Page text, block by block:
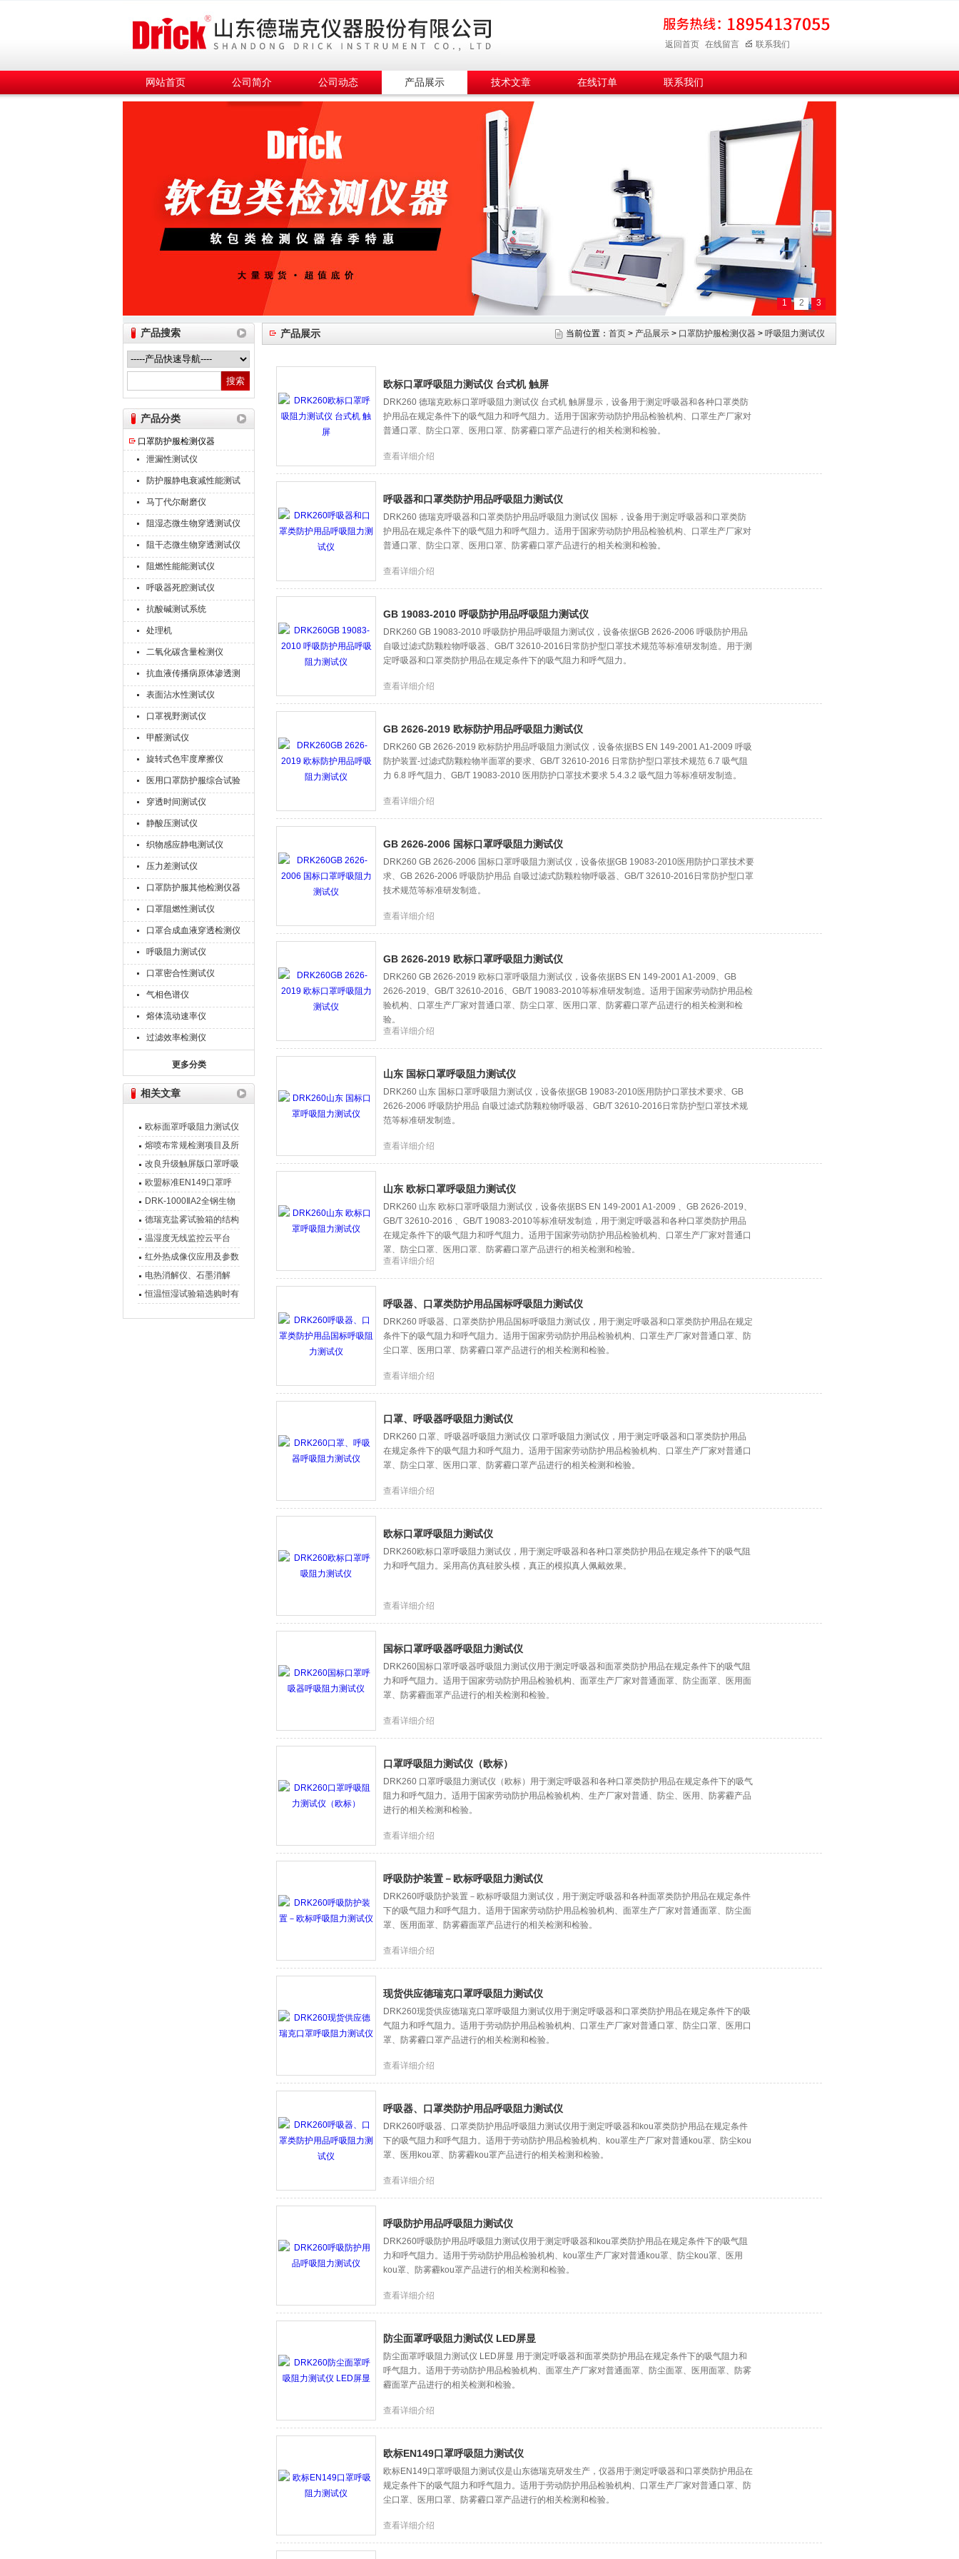
山东德瑞克仪器股份有限公司
返回首页 在线留言 联系我们
网站首页 公司简介 公司动态 产品展示 技术文章 在线订单 联系我们
1 2 3
产品搜索
产品分类
口罩防护服检测仪器
泄漏性测试仪
防护服静电衰减性能测试
仪
马丁代尔耐磨仪
阻湿态微生物穿透测试仪
阻干态微生物穿透测试仪
阻燃性能能测试仪
呼吸器死腔测试仪
抗酸碱测试系统
处理机
二氧化碳含量检测仪
抗血液传播病原体渗透测
试仪
表面沾水性测试仪
口罩视野测试仪
甲醛测试仪
旋转式色牢度摩擦仪
医用口罩防护服综合试验
机
穿透时间测试仪
静酸压测试仪
织物感应静电测试仪
压力差测试仪
口罩防护服其他检测仪器
口罩阻燃性测试仪
口罩合成血液穿透检测仪
呼吸阻力测试仪
口罩密合性测试仪
气相色谱仪
熔体流动速率仪
过滤效率检测仪
更多分类
相关文章
欧标面罩呼吸阻力测试仪
特点介绍
熔喷布常规检测项目及所
需检测仪器
改良升级触屏版口罩呼吸
阻力测试仪
欧盟标准EN149口罩呼
吸阻力测试仪技术要求
DRK-1000ⅡA2全钢生物
安全柜 新品
德瑞克盐雾试验箱的结构
特点和简单操作流程
温湿度无线监控云平台
红外热成像仪应用及参数
电热消解仪、石墨消解
仪、微波消解仪的区别
恒温恒湿试验箱选购时有
产品展示 当前位置： 首页 > 产品展示 > 口罩防护服检测仪器 > 呼吸阻力测试仪
欧标口罩呼吸阻力测试仪 台式机 触屏
DRK260 德瑞克欧标口罩呼吸阻力测试仪 台式机 触屏显示，设备用于测定呼吸器和各种口罩类防
护用品在规定条件下的吸气阻力和呼气阻力。适用于国家劳动防护用品检验机构、口罩生产厂家对
普通口罩、防尘口罩、医用口罩、防雾霾口罩产品进行的相关检测和检验。
查看详细介绍
呼吸器和口罩类防护用品呼吸阻力测试仪
DRK260 德瑞克呼吸器和口罩类防护用品呼吸阻力测试仪 国标，设备用于测定呼吸器和口罩类防
护用品在规定条件下的吸气阻力和呼气阻力。适用于国家劳动防护用品检验机构、口罩生产厂家对
普通口罩、防尘口罩、医用口罩、防雾霾口罩产品进行的相关检测和检验。
查看详细介绍
GB 19083-2010 呼吸防护用品呼吸阻力测试仪
DRK260 GB 19083-2010 呼吸防护用品呼吸阻力测试仪，设备依据GB 2626-2006 呼吸防护用品
自吸过滤式防颗粒物呼吸器、GB/T 32610-2016日常防护型口罩技术规范等标准研发制造。用于测
定呼吸器和口罩类防护用品在规定条件下的吸气阻力和呼气阻力。
查看详细介绍
GB 2626-2019 欧标防护用品呼吸阻力测试仪
DRK260 GB 2626-2019 欧标防护用品呼吸阻力测试仪，设备依据BS EN 149-2001 A1-2009 呼吸
防护装置-过滤式防颗粒物半面罩的要求、GB/T 32610-2016 日常防护型口罩技术规范 6.7 吸气阻
力 6.8 呼气阻力、GB/T 19083-2010 医用防护口罩技术要求 5.4.3.2 吸气阻力等标准研发制造。
查看详细介绍
GB 2626-2006 国标口罩呼吸阻力测试仪
DRK260 GB 2626-2006 国标口罩呼吸阻力测试仪，设备依据GB 19083-2010医用防护口罩技术要
求、GB 2626-2006 呼吸防护用品 自吸过滤式防颗粒物呼吸器、GB/T 32610-2016日常防护型口罩
技术规范等标准研发制造。
查看详细介绍
GB 2626-2019 欧标口罩呼吸阻力测试仪
DRK260 GB 2626-2019 欧标口罩呼吸阻力测试仪，设备依据BS EN 149-2001 A1-2009、GB
2626-2019、GB/T 32610-2016、GB/T 19083-2010等标准研发制造。适用于国家劳动防护用品检
验机构、口罩生产厂家对普通口罩、防尘口罩、医用口罩、防雾霾口罩产品进行的相关检测和检
验。
查看详细介绍
山东 国标口罩呼吸阻力测试仪
DRK260 山东 国标口罩呼吸阻力测试仪，设备依据GB 19083-2010医用防护口罩技术要求、GB
2626-2006 呼吸防护用品 自吸过滤式防颗粒物呼吸器、GB/T 32610-2016日常防护型口罩技术规
范等标准研发制造。
查看详细介绍
山东 欧标口罩呼吸阻力测试仪
DRK260 山东 欧标口罩呼吸阻力测试仪，设备依据BS EN 149-2001 A1-2009 、GB 2626-2019、
GB/T 32610-2016 、GB/T 19083-2010等标准研发制造，用于测定呼吸器和各种口罩类防护用品
在规定条件下的吸气阻力和呼气阻力。适用于国家劳动防护用品检验机构、口罩生产厂家对普通口
罩、防尘口罩、医用口罩、防雾霾口罩产品进行的相关检测和检验。
查看详细介绍
呼吸器、口罩类防护用品国标呼吸阻力测试仪
DRK260 呼吸器、口罩类防护用品国标呼吸阻力测试仪，用于测定呼吸器和口罩类防护用品在规定
条件下的吸气阻力和呼气阻力。适用于国家劳动防护用品检验机构、口罩生产厂家对普通口罩、防
尘口罩、医用口罩、防雾霾口罩产品进行的相关检测和检验。
查看详细介绍
口罩、呼吸器呼吸阻力测试仪
DRK260 口罩、呼吸器呼吸阻力测试仪 口罩呼吸阻力测试仪，用于测定呼吸器和口罩类防护用品
在规定条件下的吸气阻力和呼气阻力。适用于国家劳动防护用品检验机构、口罩生产厂家对普通口
罩、防尘口罩、医用口罩、防雾霾口罩产品进行的相关检测和检验。
查看详细介绍
欧标口罩呼吸阻力测试仪
DRK260欧标口罩呼吸阻力测试仪，用于测定呼吸器和各种口罩类防护用品在规定条件下的吸气阻
力和呼气阻力。采用高仿真硅胶头模，真正的模拟真人佩戴效果。
查看详细介绍
国标口罩呼吸器呼吸阻力测试仪
DRK260国标口罩呼吸器呼吸阻力测试仪用于测定呼吸器和面罩类防护用品在规定条件下的吸气阻
力和呼气阻力。适用于国家劳动防护用品检验机构、面罩生产厂家对普通面罩、防尘面罩、医用面
罩、防雾霾面罩产品进行的相关检测和检验。
查看详细介绍
口罩呼吸阻力测试仪（欧标）
DRK260 口罩呼吸阻力测试仪（欧标）用于测定呼吸器和各种口罩类防护用品在规定条件下的吸气
阻力和呼气阻力。适用于国家劳动防护用品检验机构、生产厂家对普通、防尘、医用、防雾霾产品
进行的相关检测和检验。
查看详细介绍
呼吸防护装置－欧标呼吸阻力测试仪
DRK260呼吸防护装置－欧标呼吸阻力测试仪，用于测定呼吸器和各种面罩类防护用品在规定条件
下的吸气阻力和呼气阻力。适用于国家劳动防护用品检验机构、面罩生产厂家对普通面罩、防尘面
罩、医用面罩、防雾霾面罩产品进行的相关检测和检验。
查看详细介绍
现货供应德瑞克口罩呼吸阻力测试仪
DRK260现货供应德瑞克口罩呼吸阻力测试仪用于测定呼吸器和口罩类防护用品在规定条件下的吸
气阻力和呼气阻力。适用于劳动防护用品检验机构、口罩生产厂家对普通口罩、防尘口罩、医用口
罩、防雾霾口罩产品进行的相关检测和检验。
查看详细介绍
呼吸器、口罩类防护用品呼吸阻力测试仪
DRK260呼吸器、口罩类防护用品呼吸阻力测试仪用于测定呼吸器和kou罩类防护用品在规定条件
下的吸气阻力和呼气阻力。适用于劳动防护用品检验机构、kou罩生产厂家对普通kou罩、防尘kou
罩、医用kou罩、防雾霾kou罩产品进行的相关检测和检验。
查看详细介绍
呼吸防护用品呼吸阻力测试仪
DRK260呼吸防护用品呼吸阻力测试仪用于测定呼吸器和kou罩类防护用品在规定条件下的吸气阻
力和呼气阻力。适用于劳动防护用品检验机构、kou罩生产厂家对普通kou罩、防尘kou罩、医用
kou罩、防雾霾kou罩产品进行的相关检测和检验。
查看详细介绍
防尘面罩呼吸阻力测试仪 LED屏显
防尘面罩呼吸阻力测试仪 LED屏显 用于测定呼吸器和面罩类防护用品在规定条件下的吸气阻力和
呼气阻力。适用于劳动防护用品检验机构、面罩生产厂家对普通面罩、防尘面罩、医用面罩、防雾
霾面罩产品进行的相关检测和检验。
查看详细介绍
欧标EN149口罩呼吸阻力测试仪
欧标EN149口罩呼吸阻力测试仪是山东德瑞克研发生产，仪器用于测定呼吸器和口罩类防护用品在
规定条件下的吸气阻力和呼气阻力。适用于劳动防护用品检验机构、口罩生产厂家对普通口罩、防
尘口罩、医用口罩、防雾霾口罩产品进行的相关检测和检验。
查看详细介绍